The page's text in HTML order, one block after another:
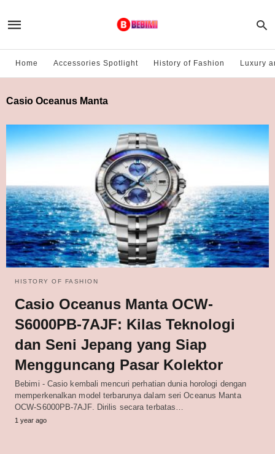
Home Accessories Spotlight History of Fashion Luxury
Casio Oceanus Manta
HISTORY OF FASHION
Casio Oceanus Manta OCW-
S6000PB-7AJF: Kilas Teknologi
dan Seni Jepang yang Siap
Mengguncang Pasar Kolektor
Bebimi - Casio kembali mencuri perhatian dunia horologi dengan
memperkenalkan model terbarunya dalam seri Oceanus Manta
OCW-S6000PB-7AJF. Dirilis secara terbatas…
1 year ago